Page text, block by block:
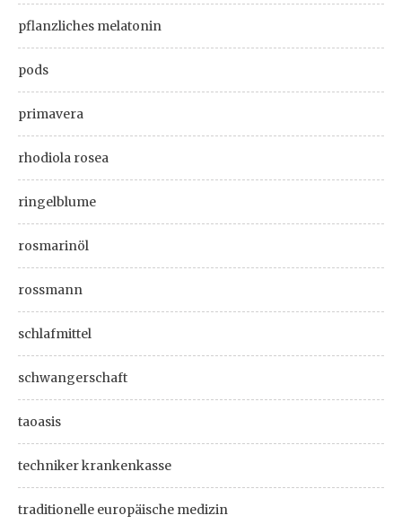
pflanzliches melatonin
pods
primavera
rhodiola rosea
ringelblume
rosmarinöl
rossmann
schlafmittel
schwangerschaft
taoasis
techniker krankenkasse
traditionelle europäische medizin